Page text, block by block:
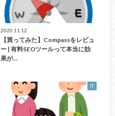
2020.11.12
【買ってみた】Compassをレビュ
ー | 有料SEOツールって本当に効
果が…
IT